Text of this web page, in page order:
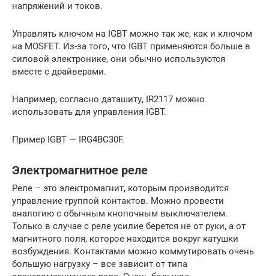
напряжений и токов.
Управлять ключом на IGBT можно так же, как и ключом
на MOSFET. Из-за того, что IGBT применяются больше в
силовой электронике, они обычно используются
вместе с драйверами.
Например, согласно даташиту, IR2117 можно
использовать для управления IGBT.
Пример IGBT — IRG4BC30F.
Электромагнитное реле
Реле – это электромагнит, которым производится
управление группой контактов. Можно провести
аналогию с обычным кнопочным выключателем.
Только в случае с реле усилие берется не от руки, а от
магнитного поля, которое находится вокруг катушки
возбуждения. Контактами можно коммутировать очень
большую нагрузку – все зависит от типа